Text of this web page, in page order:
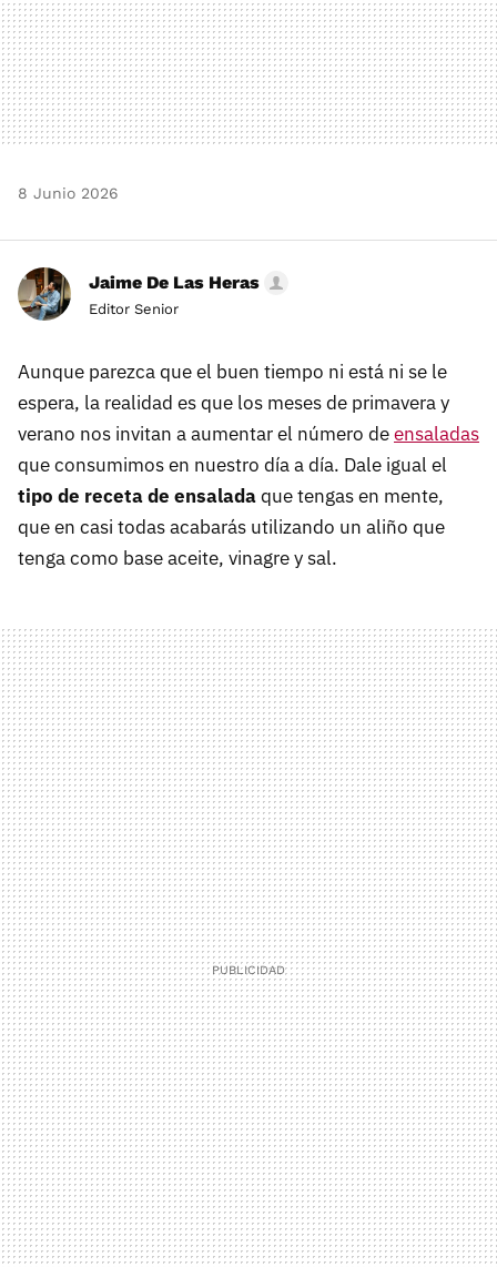
8 Junio 2026
Jaime De Las Heras
Editor Senior
Aunque parezca que el buen tiempo ni está ni se le
espera, la realidad es que los meses de primavera y
verano nos invitan a aumentar el número deensaladas
que consumimos en nuestro día a día. Dale igual el
tipo de receta de ensaladaque tengas en mente,
que en casi todas acabarás utilizando un aliño que
tenga como base aceite, vinagre y sal.